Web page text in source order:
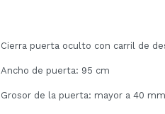
Cierra puerta oculto con carril de
Ancho de puerta: 95 cm
Grosor de la puerta: mayor a 40 mm